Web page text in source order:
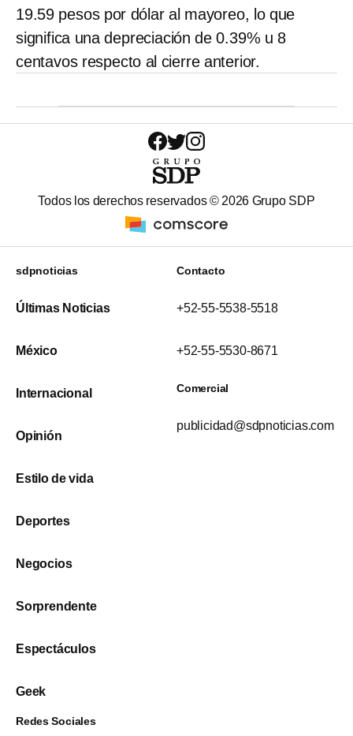
19.59 pesos por dólar al mayoreo, lo que
significa una depreciación de 0.39% u 8
centavos respecto al cierre anterior.
Todos los derechos reservados ©2026 Grupo SDP
sdpnoticias
Últimas Noticias
México
Internacional
Opinión
Estilo de vida
Deportes
Negocios
Sorprendente
Espectáculos
Geek
Contacto
+52-55-5538-5518
+52-55-5530-8671
Comercial
publicidad@sdpnoticias.com
Redes Sociales